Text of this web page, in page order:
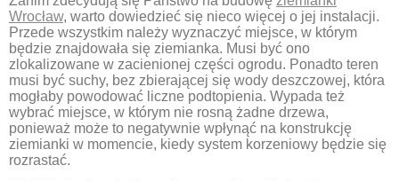
Wrocław, warto dowiedzieć się nieco więcej o jej instalacji.
Przede wszystkim należy wyznaczyć miejsce, w którym
będzie znajdowała się ziemianka. Musi być ono
zlokalizowane w zacienionej części ogrodu. Ponadto teren
musi być suchy, bez zbierającej się wody deszczowej, która
mogłaby powodować liczne podtopienia. Wypada też
wybrać miejsce, w którym nie rosną żadne drzewa,
ponieważ może to negatywnie wpłynąć na konstrukcję
ziemianki w momencie, kiedy system korzeniowy będzie się
rozrastać.